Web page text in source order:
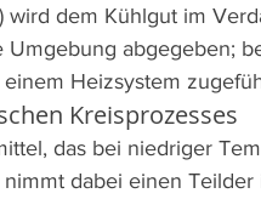
wird dem Kühlgut im
abgegeben;
Heizsystem
Kreisprozesses
das bei niedriger
dabei einen